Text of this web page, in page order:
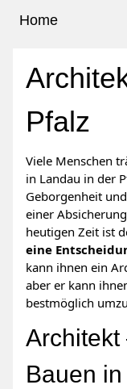
Home
Pfalz
Viele Menschen
in Landau in der
Geborgenheit
einer
heutigen Zeit ist
eine
kann ihnen ein
aber er kann
bestmöglich
Architekt
Bauen